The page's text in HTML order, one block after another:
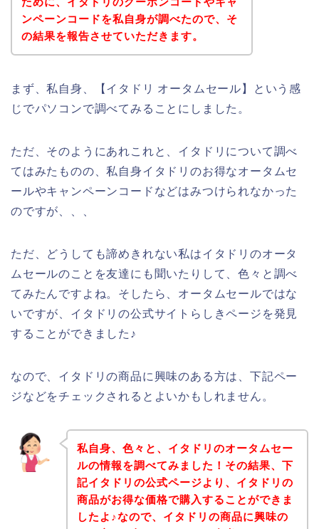
ンペーンコードを私自身が調べたので、そ
の結果を報告させていただきます。
まず、私自身、【イタドリ オータムセール】という感
じでパソコンで調べてみることにしました。
ただ、そのようにあれこれと、イタドリについて調べ
てはみたものの、私自身イタドリのお得なオータムセ
ールやキャンペーンコードなどはみつけられなかった
のですが、、、
ただ、どうしても諦めきれない私はイタドリのオータ
ムセールのことを友達にも聞いたりして、色々と調べ
てみたんですよね。そしたら、オータムセールではな
いですが、イタドリの公式サイトらしきページを発見
することができました♪
なので、イタドリの商品に興味のある方は、下記ペー
ジなどをチェックされるとよいかもしれません。
私自身、色々と、イタドリのオータムセー
ルの情報を調べてみました！その結果、下
記イタドリの公式ページより、イタドリの
商品がお得な価格で購入することができま
したよ♪なので、イタドリの商品に興味の